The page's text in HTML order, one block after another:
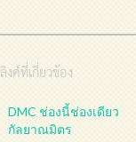
ลิงค์ที่เกี่ยวข้อง
DMC ช่องนี้ช่องเดียว
กัลยาณมิตร